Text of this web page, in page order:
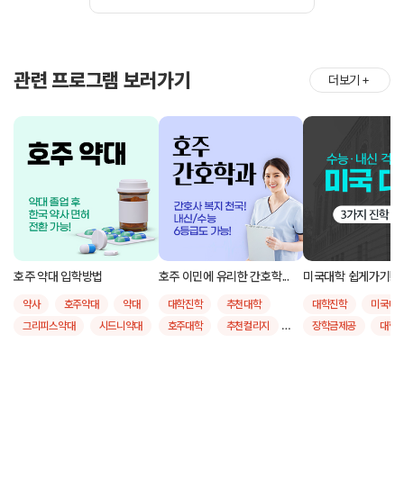
관련 프로그램 보러가기 더보기 ＋
호주 약대 입학방법
약사 호주약대
약대
그리피스약대
시드니약대
호주 이민에 유리한 간호학...
대학진학
추천대학
호주대학
추천컬리지
미국대학 쉽게가기!
대학진학
미국대
장학금제공
대학